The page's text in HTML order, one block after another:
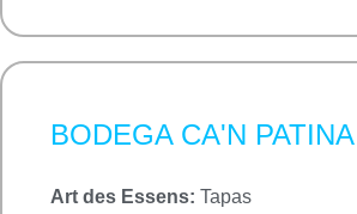
BODEGA CA'N PATINA
Art des Essens: Tapas